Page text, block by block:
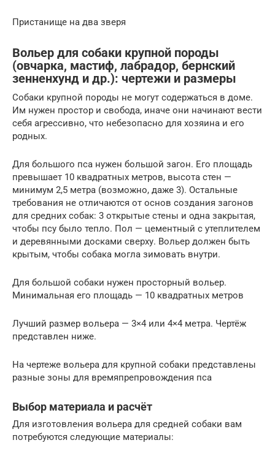
Пристанище на два зверя
Вольер для собаки крупной породы
(овчарка, мастиф, лабрадор, бернский
зенненхунд и др.): чертежи и размеры
Собаки крупной породы не могут содержаться в доме.
Им нужен простор и свобода, иначе они начинают вести
себя агрессивно, что небезопасно для хозяина и его
родных.
Для большого пса нужен большой загон. Его площадь
превышает 10 квадратных метров, высота стен —
минимум 2,5 метра (возможно, даже 3). Остальные
требования не отличаются от основ создания загонов
для средних собак: 3 открытые стены и одна закрытая,
чтобы псу было тепло. Пол — цементный с утеплителем
и деревянными досками сверху. Вольер должен быть
крытым, чтобы собака могла зимовать внутри.
Для большой собаки нужен просторный вольер.
Минимальная его площадь — 10 квадратных метров
Лучший размер вольера — 3×4 или 4×4 метра. Чертёж
представлен ниже.
На чертеже вольера для крупной собаки представлены
разные зоны для времяпрепровождения пса
Выбор материала и расчёт
Для изготовления вольера для средней собаки вам
потребуются следующие материалы: